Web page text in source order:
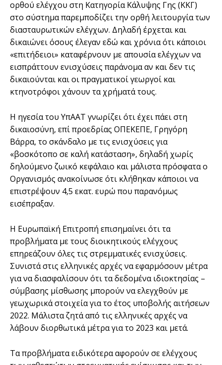
ορθού ελέγχου στη Κατηγορία Κάλυψης Γης (ΚΚΓ)
στο σύστημα παρεμποδίζει την ορθή λειτουργία των
διασταυρωτικών ελέγχων. Δηλαδή έρχεται και
δικαιώνει όσους έλεγαν εδώ και χρόνια ότι κάποιοι
«επιτήδειοι» καταφέρνουν με απουσία ελέγχων να
εισπράττουν ενισχύσεις παράνομα αν και δεν τις
δικαιούνται και οι πραγματικοί γεωργοί και
κτηνοτρόφοι χάνουν τα χρήματά τους.
Η ηγεσία του ΥπΑΑΤ γνωρίζει ότι έχει πάει στη
δικαιοσύνη, επί προεδρίας ΟΠΕΚΕΠΕ, Γρηγόρη
Βάρρα, το σκάνδαλο με τις ενισχύσεις για
«βοσκότοπο σε καλή κατάσταση», δηλαδή χωρίς
δηλούμενο ζωικό κεφάλαιο και μάλιστα πρόσφατα ο
Οργανισμός ανακοίνωσε ότι κλήθηκαν κάποιοι να
επιστρέψουν 4,5 εκατ. ευρώ που παρανόμως
εισέπραξαν.
Η Ευρωπαϊκή Επιτροπή επισημαίνει ότι τα
προβλήματα με τους διοικητικούς ελέγχους
επηρεάζουν όλες τις στρεμματικές ενισχύσεις.
Συνιστά στις ελληνικές αρχές να εφαρμόσουν μέτρα
για να διασφαλίσουν ότι τα δεδομένα ιδιοκτησίας –
σύμβασης μίσθωσης μπορούν να ελεγχθούν με
γεωχωρικά στοιχεία για το έτος υποβολής αιτήσεων
2022. Μάλιστα ζητά από τις ελληνικές αρχές να
λάβουν διορθωτικά μέτρα για το 2023 και μετά.
Τα προβλήματα ειδικότερα αφορούν σε ελέγχους